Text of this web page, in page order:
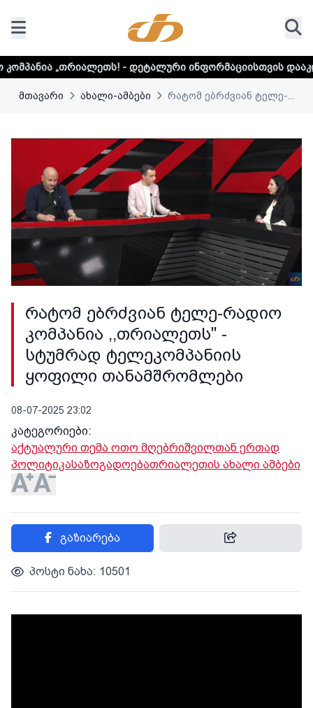
- დეტალური ინფორმაციისთვის დააკლიკეთ ლინკს
მთავარი ახალი-ამბები რატომ ებრძვიან ტელე-...
რატომ ებრძვიან ტელე-რადიო
კომპანია ,,თრიალეთს'' -
სტუმრად ტელეკომპანიის
ყოფილი თანამშრომლები
08-07-2025 23:02
კატეგორიები:
აქტუალური თემა ოთო მღებრიშვილთან ერთად
პოლიტიკასაზოგადოებათრიალეთის ახალი ამბები
გაზიარება
პოსტი ნახა: 10501